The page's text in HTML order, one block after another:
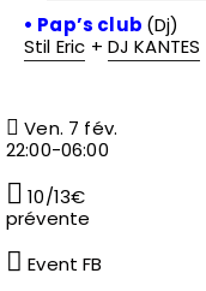
• Pap’s club (Dj)
Stil Eric + DJ KANTES
Ven. 7 fév.
22:00-06:00
10/13€
prévente
Event FB